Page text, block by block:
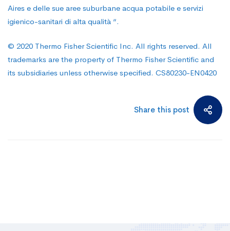
Aires e delle sue aree suburbane acqua potabile e servizi
igienico-sanitari di alta qualità “.
© 2020 Thermo Fisher Scientific Inc. All rights reserved. All
trademarks are the property of Thermo Fisher Scientific and
its subsidiaries unless otherwise specified. CS80230-EN0420
Share this post